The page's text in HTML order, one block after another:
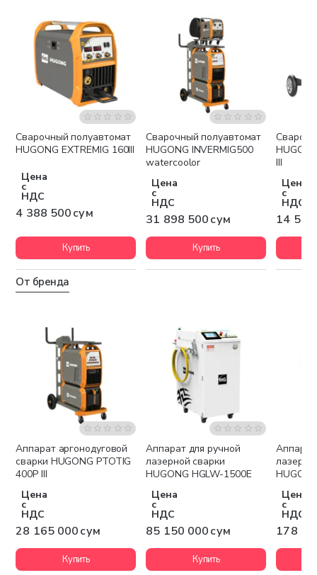
Бесплатная доставка
Сварочный полуавтомат
HUGONG EXTREMIG 160III
Цена
с
НДС
4 388 500 сум
Купить
Бесплатная доставка
Сварочный полуавтомат
HUGONG INVERMIG500
watercoolor
Цена
с
НДС
31 898 500 сум
Купить
III
Цена
с
НДС
14
От бренда
Бесплатная доставка
Аппарат аргонодуговой
сварки HUGONG PTOTIG
400P III
Цена
с
НДС
28 165 000 сум
Купить
Бесплатная доставка
Аппарат для ручной
лазерной сварки
HUGONG HGLW-1500E
Цена
с
НДС
85 150 000 сум
Купить
Цена
с
НДС
178